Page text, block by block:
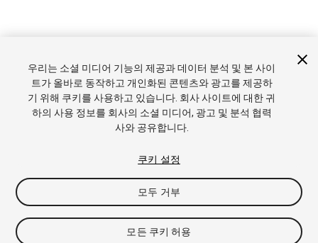
Copyright © 2022 Unity Technologies. Publication 2022.3
튜토리얼
커뮤니티 답변 기술 자료 포럼 에셋 스토어
및 이용약관
법률정보 개인정보처리방침 쿠키
내 개인정보 판
매 금지
쿠키 기본 설정
우리는 소셜 미디어 기능의 제공과 데이터 분석 및 본 사이
트가 올바로 동작하고 개인화된 콘텐츠와 광고를 제공하
기 위해 쿠키를 사용하고 있습니다. 회사 사이트에 대한 귀
하의 사용 정보를 회사의 소셜 미디어, 광고 및 분석 협력
사와 공유합니다.
쿠키 설정
모두 거부
모든 쿠키 허용